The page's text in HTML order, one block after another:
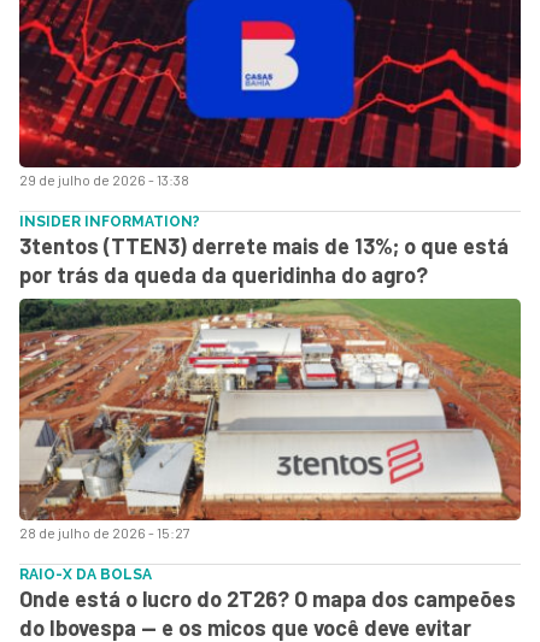
29 de julho de 2026 - 13:38
28 de julho de 2026 - 15:27
INSIDER INFORMATION?
3tentos (TTEN3) derrete mais de 13%; o que está
por trás da queda da queridinha do agro?
RAIO-X DA BOLSA
Onde está o lucro do 2T26? O mapa dos campeões
do Ibovespa — e os micos que você deve evitar